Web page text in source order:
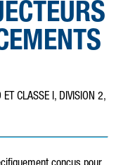
ET CLASSE I, DIVISION 2,